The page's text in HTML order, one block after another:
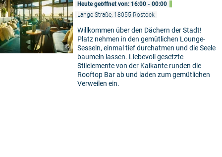
©
Heute geöffnet von: 16:00 - 00:00
Lange Straße, 18055 Rostock
Willkommen über den Dächern der Stadt!
Platz nehmen in den gemütlichen Lounge-
Sesseln, einmal tief durchatmen und die Seele
baumeln lassen. Liebevoll gesetzte
Stilelemente von der Kaikante runden die
Rooftop Bar ab und laden zum gemütlichen
Verweilen ein.